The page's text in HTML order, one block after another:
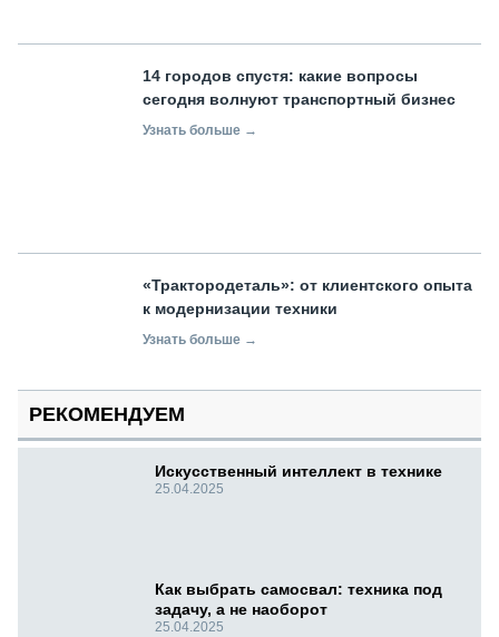
14 городов спустя: какие вопросы
сегодня волнуют транспортный бизнес
Узнать больше →
«Трактородеталь»: от клиентского опыта
к модернизации техники
Узнать больше →
РЕКОМЕНДУЕМ
Искусственный интеллект в технике
25.04.2025
Как выбрать самосвал: техника под
задачу, а не наоборот
25.04.2025